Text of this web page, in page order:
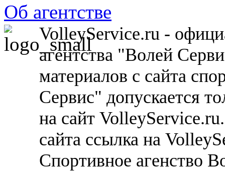
Об агентстве
VolleyService.ru -
агентства "Волей
материалов с сайта
Сервис" допускается
на сайт
сайта ссылка на
Спортивное агенство